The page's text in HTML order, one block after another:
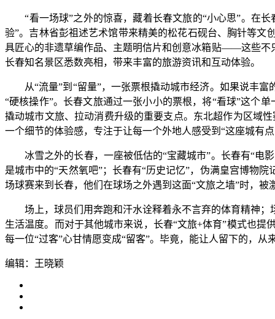
“看一场球”之外的惊喜，藏着长春文旅的“小心思”。在长
验”。吉林省彭祖述艺术馆带来精美的松花石砚台、胸针等文
具匠心的非遗草编作品、主题明信片和创意冰箱贴——这些不
长春知名景区悉数亮相，带来丰富的旅游资讯和互动体验。
从“流量”到“留量”，一张票根撬动城市经济。如果说丰富
“硬核操作”。长春文旅通过一张小小的票根，将“看球”这个
撬动城市文旅、拉动消费升级的重要支点。东北超作为区域
一个细节的体验感，专注于让每一个外地人感受到“这座城有
冰雪之外的长春，一座被低估的“宝藏城市”。长春有“电影
是城市中的“天然氧吧”；长春有“历史记忆”，伪满皇宫博物
场球赛来到长春，他们在球场之外遇到这面“文旅之墙”时，
场上，球员们用奔跑和汗水诠释着永不言弃的体育精神；
生活温度。而对于其他城市来说，长春“文旅+体育”模式也
每一位“过客”心甘情愿变成“留客”。毕竟，能让人留下的，
编辑：王晓颖